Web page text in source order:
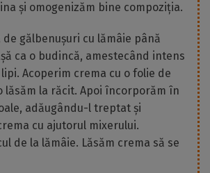
și omogenizăm bine compoziția.
de gălbenușuri cu lămâie până
ca o budincă, amestecând intens
Acoperim crema cu o folie de
lăsăm la răcit. Apoi încorporăm în
adăugându-l treptat și
cu ajutorul mixerului.
de la lămâie. Lăsăm crema să se